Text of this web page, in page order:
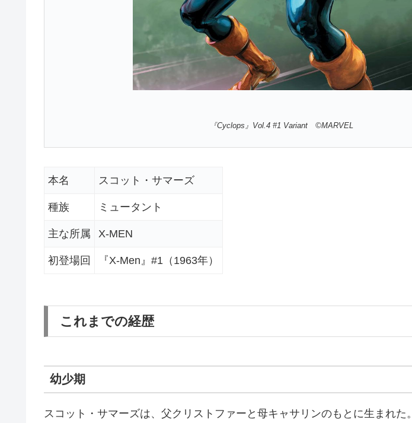
『Cyclops』Vol.4 #1 Variant ©MARVEL
本名 スコット・サマーズ
種族 ミュータント
主な所属 X-MEN
初登場回 『X-Men』#1（1963年）
これまでの経歴
幼少期
スコット・サマーズは、父クリストファーと母キャサリンのもとに生まれた。